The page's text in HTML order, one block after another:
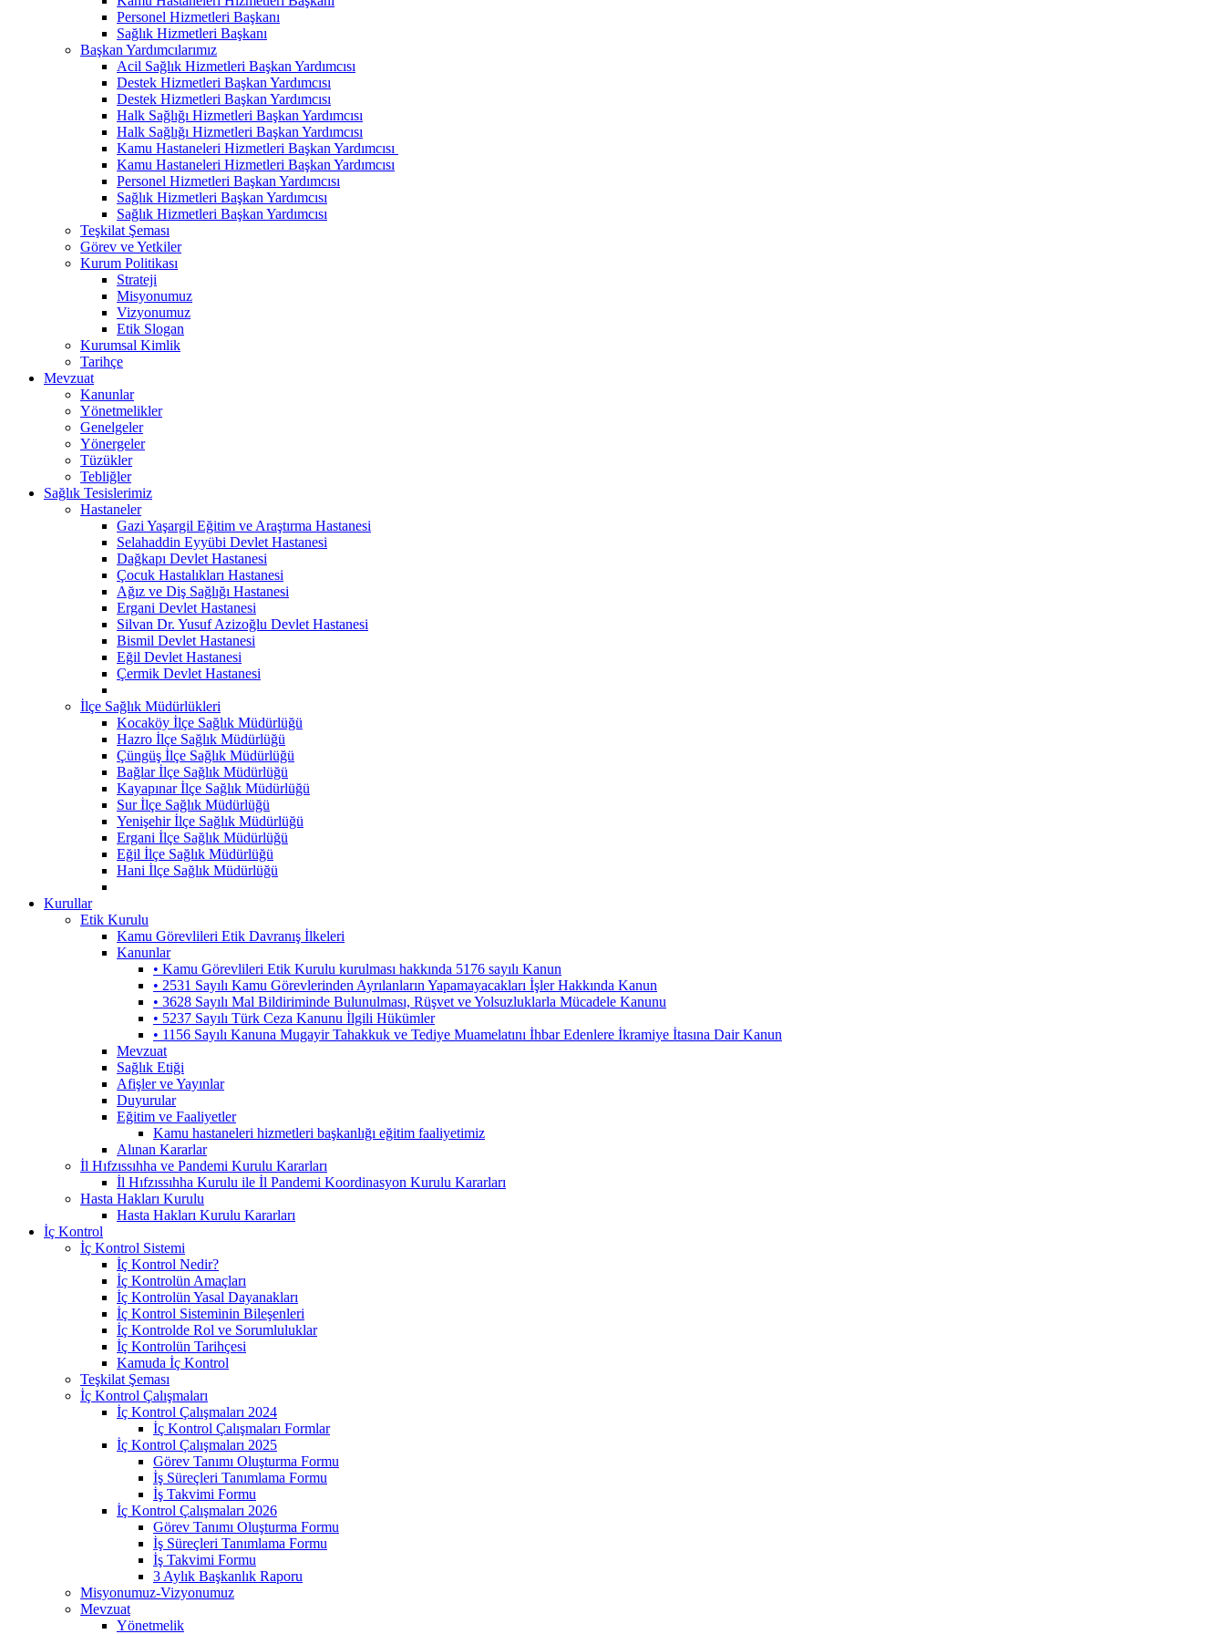
Personel Hizmetleri Başkanı
Sağlık Hizmetleri Başkanı
Başkan Yardımcılarımız
Acil Sağlık Hizmetleri Başkan Yardımcısı
Destek Hizmetleri Başkan Yardımcısı
Destek Hizmetleri Başkan Yardımcısı
Halk Sağlığı Hizmetleri Başkan Yardımcısı
Halk Sağlığı Hizmetleri Başkan Yardımcısı
Kamu Hastaneleri Hizmetleri Başkan Yardımcısı ​
Kamu Hastaneleri Hizmetleri Başkan Yardımcısı
Personel Hizmetleri Başkan Yardımcısı
Sağlık Hizmetleri Başkan Yardımcısı
Sağlık Hizmetleri Başkan Yardımcısı
Teşkilat Şeması
Görev ve Yetkiler
Kurum Politikası
Strateji
Misyonumuz
Vizyonumuz
Etik Slogan
Kurumsal Kimlik
Tarihçe
Mevzuat
Kanunlar
Yönetmelikler
Genelgeler
Yönergeler
Tüzükler
Tebliğler
Sağlık Tesislerimiz
Hastaneler
Gazi Yaşargil Eğitim ve Araştırma Hastanesi
Selahaddin Eyyübi Devlet Hastanesi
Dağkapı Devlet Hastanesi
Çocuk Hastalıkları Hastanesi
Ağız ve Diş Sağlığı Hastanesi
Ergani Devlet Hastanesi
Silvan Dr. Yusuf Azizoğlu Devlet Hastanesi
Bismil Devlet Hastanesi
Eğil Devlet Hastanesi
Çermik Devlet Hastanesi
İlçe Sağlık Müdürlükleri
Kocaköy İlçe Sağlık Müdürlüğü
Hazro İlçe Sağlık Müdürlüğü
Çüngüş İlçe Sağlık Müdürlüğü
Bağlar İlçe Sağlık Müdürlüğü
Kayapınar İlçe Sağlık Müdürlüğü
Sur İlçe Sağlık Müdürlüğü
Yenişehir İlçe Sağlık Müdürlüğü
Ergani İlçe Sağlık Müdürlüğü
Eğil İlçe Sağlık Müdürlüğü
Hani İlçe Sağlık Müdürlüğü
Kurullar
Etik Kurulu
Kamu Görevlileri Etik Davranış İlkeleri
Kanunlar
• Kamu Görevlileri Etik Kurulu kurulması hakkında 5176 sayılı Kanun
• 2531 Sayılı Kamu Görevlerinden Ayrılanların Yapamayacakları İşler Hakkında Kanun
• 3628 Sayılı Mal Bildiriminde Bulunulması, Rüşvet ve Yolsuzluklarla Mücadele Kanunu
• 5237 Sayılı Türk Ceza Kanunu İlgili Hükümler
• 1156 Sayılı Kanuna Mugayir Tahakkuk ve Tediye Muamelatını İhbar Edenlere İkramiye İtasına Dair Kanun
Mevzuat
Sağlık Etiği
Afişler ve Yayınlar
Duyurular
Eğitim ve Faaliyetler
Kamu hastaneleri hizmetleri başkanlığı eğitim faaliyetimiz
Alınan Kararlar
İl Hıfzıssıhha ve Pandemi Kurulu Kararları
İl Hıfzıssıhha Kurulu ile İl Pandemi Koordinasyon Kurulu Kararları
Hasta Hakları Kurulu
Hasta Hakları Kurulu Kararları
İç Kontrol
İç Kontrol Sistemi
İç Kontrol Nedir?
İç Kontrolün Amaçları
İç Kontrolün Yasal Dayanakları
İç Kontrol Sisteminin Bileşenleri
İç Kontrolde Rol ve Sorumluluklar
İç Kontrolün Tarihçesi
Kamuda İç Kontrol
Teşkilat Şeması
İç Kontrol Çalışmaları
İç Kontrol Çalışmaları 2024
İç Kontrol Çalışmaları Formlar
İç Kontrol Çalışmaları 2025
Görev Tanımı Oluşturma Formu
İş Süreçleri Tanımlama Formu
İş Takvimi Formu
İç Kontrol Çalışmaları 2026
Görev Tanımı Oluşturma Formu
İş Süreçleri Tanımlama Formu
İş Takvimi Formu
3 Aylık Başkanlık Raporu
Misyonumuz-Vizyonumuz
Mevzuat
Yönetmelik